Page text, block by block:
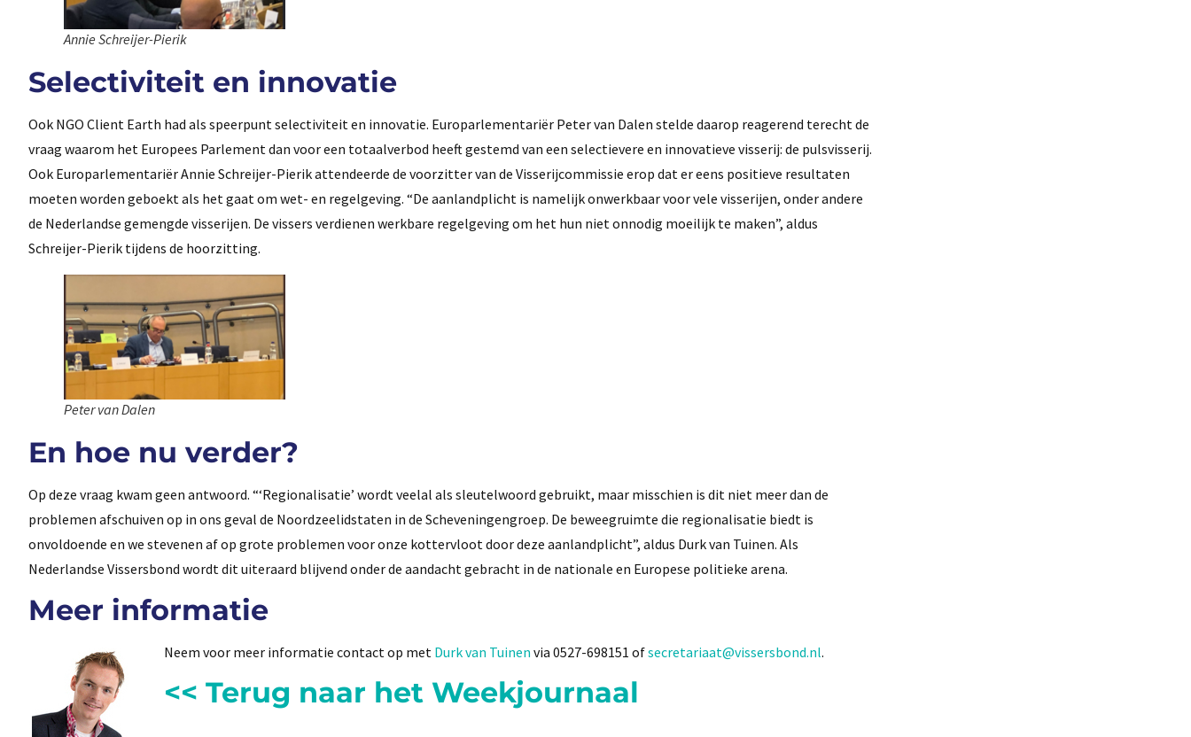
Annie Schreijer-Pierik
Selectiviteit en innovatie
Ook NGO Client Earth had als speerpunt selectiviteit en innovatie. Europarlementariër Peter van Dalen stelde daarop reagerend terecht de
vraag waarom het Europees Parlement dan voor een totaalverbod heeft gestemd van een selectievere en innovatieve visserij: de pulsvisserij.
Ook Europarlementariër Annie Schreijer-Pierik attendeerde de voorzitter van de Visserijcommissie erop dat er eens positieve resultaten
moeten worden geboekt als het gaat om wet- en regelgeving. “De aanlandplicht is namelijk onwerkbaar voor vele visserijen, onder andere
de Nederlandse gemengde visserijen. De vissers verdienen werkbare regelgeving om het hun niet onnodig moeilijk te maken”, aldus
Schreijer-Pierik tijdens de hoorzitting.
Peter van Dalen
En hoe nu verder?
Op deze vraag kwam geen antwoord. “‘Regionalisatie’ wordt veelal als sleutelwoord gebruikt, maar misschien is dit niet meer dan de
problemen afschuiven op in ons geval de Noordzeelidstaten in de Scheveningengroep. De beweegruimte die regionalisatie biedt is
onvoldoende en we stevenen af op grote problemen voor onze kottervloot door deze aanlandplicht”, aldus Durk van Tuinen. Als
Nederlandse Vissersbond wordt dit uiteraard blijvend onder de aandacht gebracht in de nationale en Europese politieke arena.
Meer informatie
Neem voor meer informatie contact op met Durk van Tuinen via 0527-698151 ofsecretariaat@vissersbond.nl.
<< Terug naar het Weekjournaal